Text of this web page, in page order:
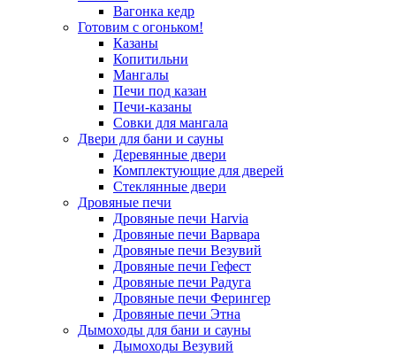
Вагонка кедр
Готовим с огоньком!
Казаны
Копитильни
Мангалы
Печи под казан
Печи-казаны
Совки для мангала
Двери для бани и сауны
Деревянные двери
Комплектующие для дверей
Стеклянные двери
Дровяные печи
Дровяные печи Harvia
Дровяные печи Варвара
Дровяные печи Везувий
Дровяные печи Гефест
Дровяные печи Радуга
Дровяные печи Ферингер
Дровяные печи Этна
Дымоходы для бани и сауны
Дымоходы Везувий